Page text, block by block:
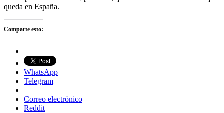
queda en España.
Comparte esto:
WhatsApp
Telegram
Correo electrónico
Reddit